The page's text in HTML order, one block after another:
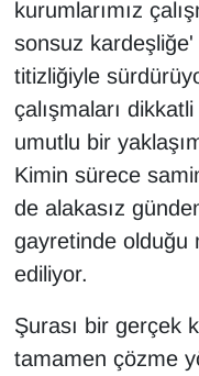
kurumlarımız
sonsuz
titizliğiyle
çalışmaları
umutlu bir
Kimin sürece
de alakasız
gayretinde olduğu
ediliyor.
Şurası bir gerçek
tamamen çözme